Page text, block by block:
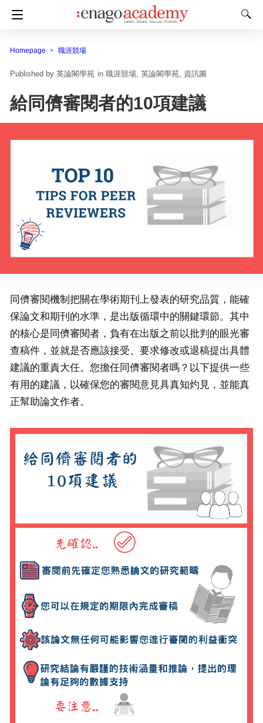
Homepage 職涯競場
英論閣學苑 in 職涯競場 英論閣學苑 資訊圖
給同儕審閱者的10項建議
同儕審閱機制把關在學術期刊上發表的研究品質，能確
保論文和期刊的水準，是出版循環中的關鍵環節。其中
的核心是同儕審閱者，負有在出版之前以批判的眼光審
查稿件，並就是否應該接受、要求修改或退稿提出具體
建議的重責大任。您擔任同儕審閱者嗎？以下提供一些
有用的建議，以確保您的審閱意見具真知灼見，並能真
正幫助論文作者。